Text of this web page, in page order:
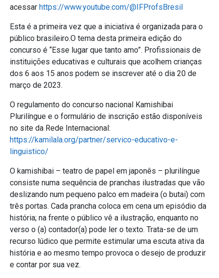
acessar https://www.youtube.com/@IFProfsBresil
Esta é a primeira vez que a iniciativa é organizada para o
público brasileiro.O tema desta primeira edição do
concurso é “Esse lugar que tanto amo”. Profissionais de
instituições educativas e culturais que acolhem crianças
dos 6 aos 15 anos podem se inscrever até o dia 20 de
março de 2023.
O regulamento do concurso nacional Kamishibai
Plurilíngue e o formulário de inscrição estão disponíveis
no site da Rede Internacional:
https://kamilala.org/partner/servico-educativo-e-
linguistico/
O kamishibai – teatro de papel em japonês – plurilíngue
consiste numa sequência de pranchas ilustradas que vão
deslizando num pequeno palco em madeira (o butai) com
três portas. Cada prancha coloca em cena um episódio da
história; na frente o público vê a ilustração, enquanto no
verso o (a) contador(a) pode ler o texto. Trata-se de um
recurso lúdico que permite estimular uma escuta ativa da
história e ao mesmo tempo provoca o desejo de produzir
e contar por sua vez.